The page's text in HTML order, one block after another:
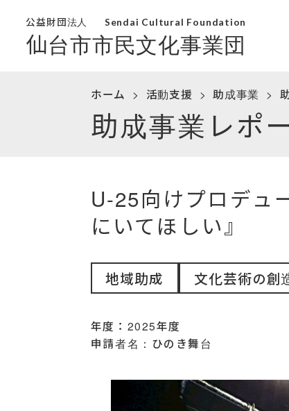
公益財団法人 Sendai Cultural Foundation
仙台市市民文化事業団
ホーム 活動支援 助成事業
助成事業レポ
U-25向けプロデュ
にいてほしい』
地域助成 文化芸術の創
年度：2025年度
申請者名：ひのき舞台